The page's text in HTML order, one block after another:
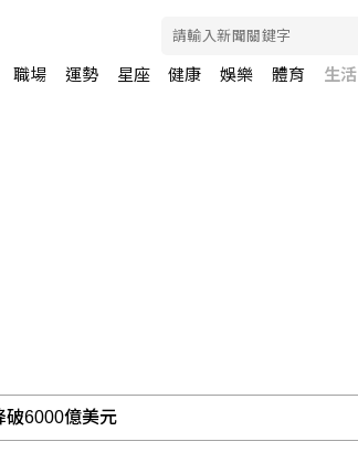
職場 運勢 星座 健康 娛樂 體育 生活
6000億美元